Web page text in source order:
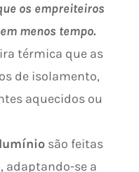
os empreiteiros
menos tempo.
térmica que as
de isolamento,
aquecidos ou
são feitas
adaptando-se a